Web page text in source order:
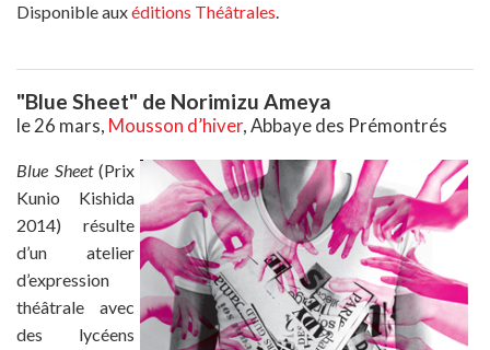
Disponible auxéditions Théâtrales.
"Blue Sheet" de Norimizu Ameya
le 26 mars, Mousson d’hiver, Abbaye des Prémontrés
Blue Sheet(Prix
Kunio Kishida
2014) résulte
d’un atelier
d’expression
théâtrale avec
des lycéens